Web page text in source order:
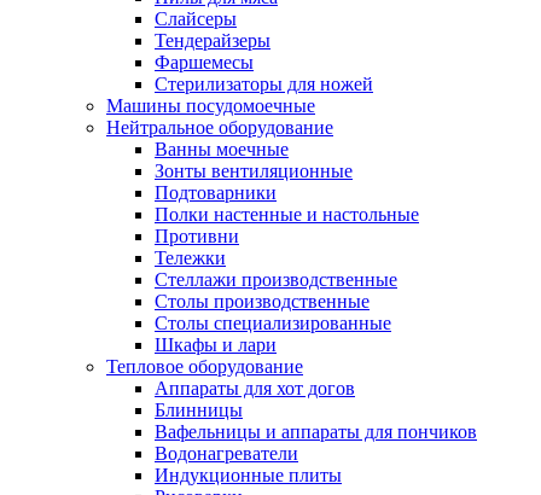
Слайсеры
Тендерайзеры
Фаршемесы
Стерилизаторы для ножей
Машины посудомоечные
Нейтральное оборудование
Ванны моечные
Зонты вентиляционные
Подтоварники
Полки настенные и настольные
Противни
Тележки
Стеллажи производственные
Столы производственные
Столы специализированные
Шкафы и лари
Тепловое оборудование
Аппараты для хот догов
Блинницы
Вафельницы и аппараты для пончиков
Водонагреватели
Индукционные плиты